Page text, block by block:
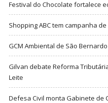
Festival do Chocolate fortalece
Shopping ABC tem campanha
GCM Ambiental de São
Gilvan debate Reforma
Leite
Defesa Civil monta Gabinete